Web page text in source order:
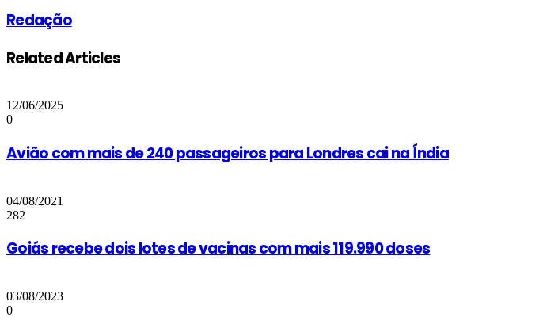
Redação
Related Articles
12/06/2025
0
Avião com mais de 240 passageiros para Londres cai na Índia
04/08/2021
282
Goiás recebe dois lotes de vacinas com mais 119.990 doses
03/08/2023
0